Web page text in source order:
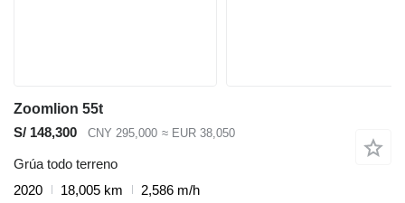
Zoomlion 55t
S/ 148,300
CNY 295,000 ≈ EUR 38,050
Grúa todo terreno
2020
18,005 km
2,586 m/h